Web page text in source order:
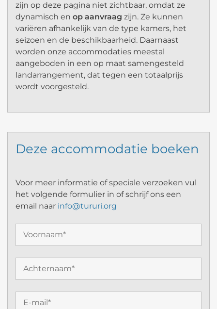
zijn op deze pagina niet zichtbaar, omdat ze
dynamisch en op aanvraag zijn. Ze kunnen
variëren afhankelijk van de type kamers, het
seizoen en de beschikbaarheid. Daarnaast
worden onze accommodaties meestal
aangeboden in een op maat samengesteld
landarrangement, dat tegen een totaalprijs
wordt voorgesteld.
Deze accommodatie boeken
Voor meer informatie of speciale verzoeken vul
het volgende formulier in of schrijf ons een
email naar info@tururi.org